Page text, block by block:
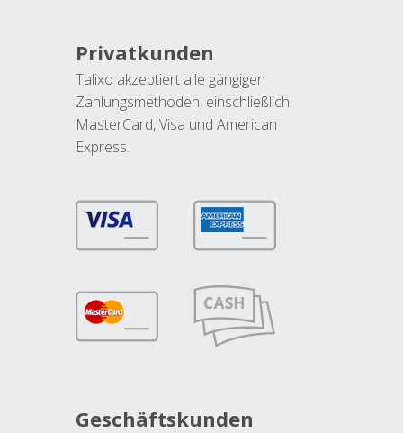
Privatkunden
Talixo akzeptiert alle gängigen
Zahlungsmethoden, einschließlich
MasterCard, Visa und American
Express.
Geschäftskunden